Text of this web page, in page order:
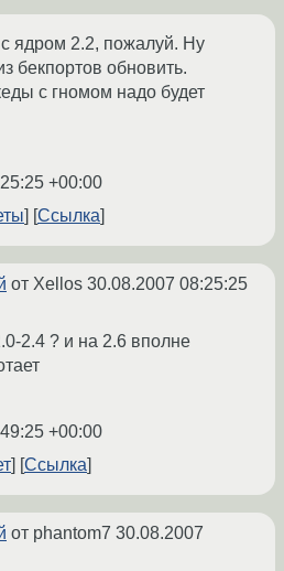
ядром 2.2, пожалуй. Ну
бекпортов обновить.
с гномом надо будет
+00:00
Ссылка
от Xellos 30.08.2007 08:25:25
2.4 ? и на 2.6 вполне
+00:00
Ссылка
от phantom7 30.08.2007